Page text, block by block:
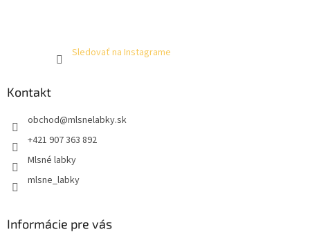
Sledovať na Instagrame
Kontakt
obchod@mlsnelabky.sk
+421 907 363 892
Mlsné labky
mlsne_labky
Informácie pre vás